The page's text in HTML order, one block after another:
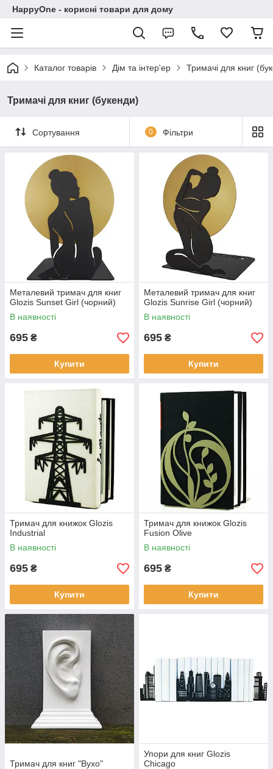
HappyOne - корисні товари для дому
Каталог товарів Дім та інтер'ер Тримачі для книг
Тримачі для книг (букенди)
Сортування 0 Фільтри
Металевий тримач для книг
Glozis Sunset Girl (чорний)
В наявності
695 ₴
Купити
Металевий тримач для книг
Glozis Sunrise Girl (чорний)
В наявності
695 ₴
Купити
Тримач для книжок Glozis
Industrial
В наявності
695 ₴
Купити
Тримач для книжок Glozis
Fusion Olive
В наявності
695 ₴
Купити
Тримач для книг "Вухо"
Упори для книг Glozis
Chicago